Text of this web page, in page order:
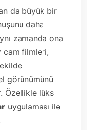
da büyük bir
daha
zamanda ona
cam filmleri,
görünümünü
Özellikle lüks
uygulaması ile